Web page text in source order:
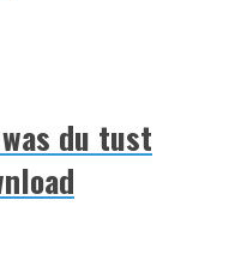
was du tust